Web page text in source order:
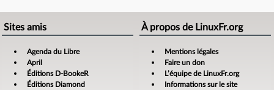
Sites amis
Agenda du Libre
April
Éditions D-BookeR
Éditions Diamond
À propos de LinuxFr.org
Mentions légales
Faire un don
L’équipe de LinuxFr.org
Informations sur le site